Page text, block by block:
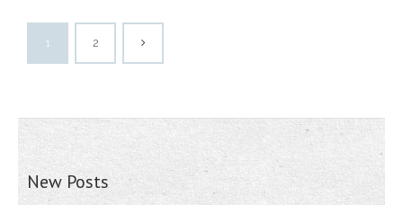
1 2
New Posts